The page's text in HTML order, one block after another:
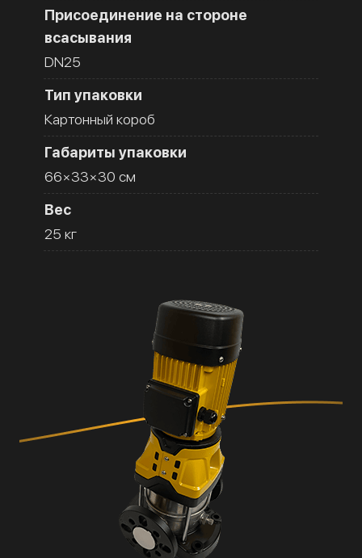
Присоединение на стороне
всасывания
DN25
Тип упаковки
Картонный короб
Габариты упаковки
66×33×30 см
Вес
25 кг